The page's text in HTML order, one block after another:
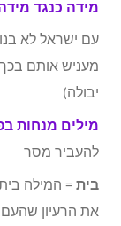
מידה כנגד
עם ישראל לא
מעניש אותם
יבולה)
מילים מנחות
להעביר מסר
בית = המילה
את הרעיון שהעם